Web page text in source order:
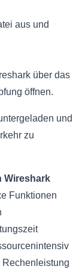
aus und
über das
öffnen.
und
zu
Wireshark
Funktionen
Rechenleistung